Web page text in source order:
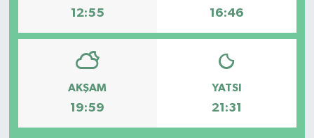
12:55 16:46
AKŞAM
19:59
YATSI
21:31